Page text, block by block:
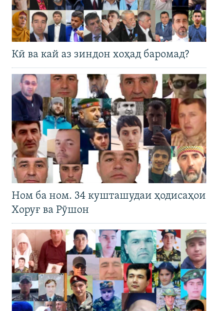
Кӣ ва кай аз зиндон хоҳад баромад?
Ном ба ном. 34 кушташудаи ҳодисаҳои
Хоруғ ва Рӯшон